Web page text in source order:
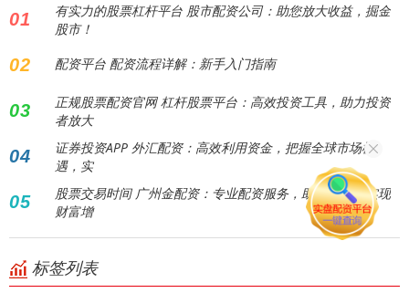
01
有实力的股票杠杆平台 股市配资公司：助您放大收益，掘金
股市！
02 配资平台 配资流程详解：新手入门指南
03
正规股票配资官网 杠杆股票平台：高效投资工具，助力投资
者放大
04
证券投资APP 外汇配资：高效利用资金，把握全球市场机
遇，实
05
股票交易时间 广州金配资：专业配资服务，助力投资者实现
财富增
标签列表